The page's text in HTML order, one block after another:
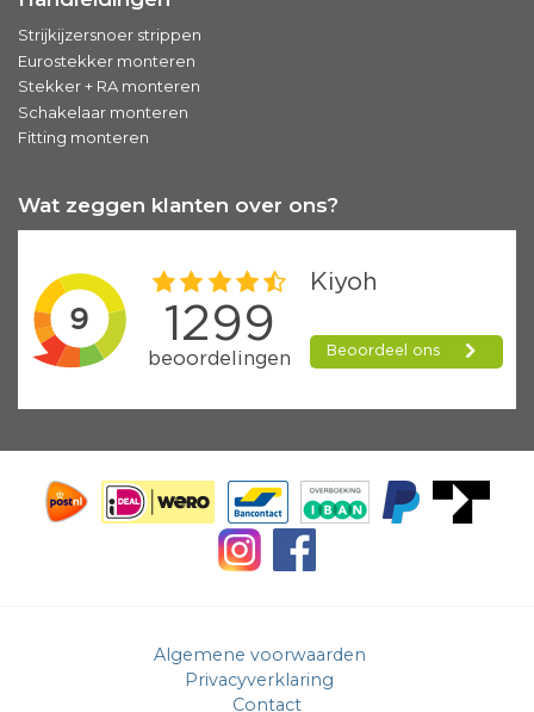
Strijkijzersnoer strippen
Eurostekker monteren
Stekker + RA monteren
Schakelaar monteren
Fitting monteren
Wat zeggen klanten over ons?
Algemene voorwaarden
Privacyverklaring
Contact